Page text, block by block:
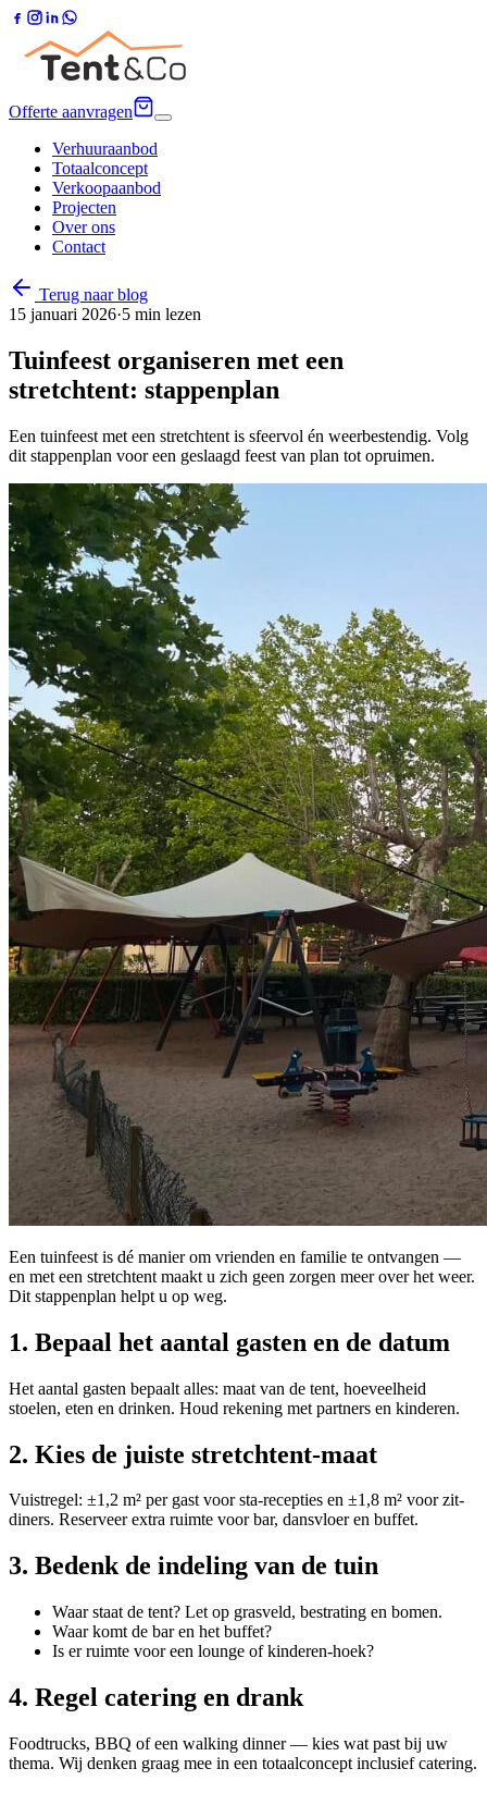
Offerte aanvragen
Verhuuraanbod
Totaalconcept
Verkoopaanbod
Projecten
Over ons
Contact
Terug naar blog
15 januari 2026·5 min lezen
Tuinfeest organiseren met een
stretchtent: stappenplan
Een tuinfeest met een stretchtent is sfeervol én weerbestendig. Volg
dit stappenplan voor een geslaagd feest van plan tot opruimen.
Een tuinfeest is dé manier om vrienden en familie te ontvangen —
en met een stretchtent maakt u zich geen zorgen meer over het weer.
Dit stappenplan helpt u op weg.
1. Bepaal het aantal gasten en de datum
Het aantal gasten bepaalt alles: maat van de tent, hoeveelheid
stoelen, eten en drinken. Houd rekening met partners en kinderen.
2. Kies de juiste stretchtent-maat
Vuistregel: ±1,2 m² per gast voor sta-recepties en ±1,8 m² voor zit-
diners. Reserveer extra ruimte voor bar, dansvloer en buffet.
3. Bedenk de indeling van de tuin
Waar staat de tent? Let op grasveld, bestrating en bomen.
Waar komt de bar en het buffet?
Is er ruimte voor een lounge of kinderen-hoek?
4. Regel catering en drank
Foodtrucks, BBQ of een walking dinner — kies wat past bij uw
thema. Wij denken graag mee in een totaalconcept inclusief catering.